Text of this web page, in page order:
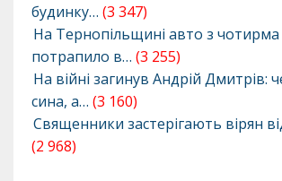
будинку… (3 347)
На Тернопільщині авто з чотирма
потрапило в… (3 255)
На війні загинув Андрій Дмитрів:
сина, а… (3 160)
Священники застерігають вірян
(2 968)